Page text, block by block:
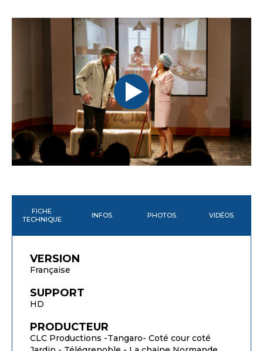
FICHE
TECHNIQUE
INFOS PHOTOS VIDÉOS
VERSION
Française
SUPPORT
HD
PRODUCTEUR
CLC Productions -Tangaro- Coté cour coté